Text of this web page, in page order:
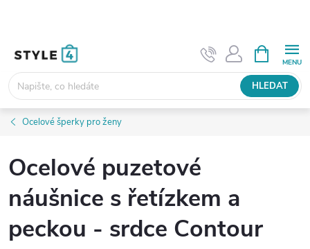
HLEDAT
NÁKUPNÍ
KOŠÍK
Ocelové šperky pro ženy
Ocelové puzetové
náušnice s řetízkem a
peckou - srdce Contour